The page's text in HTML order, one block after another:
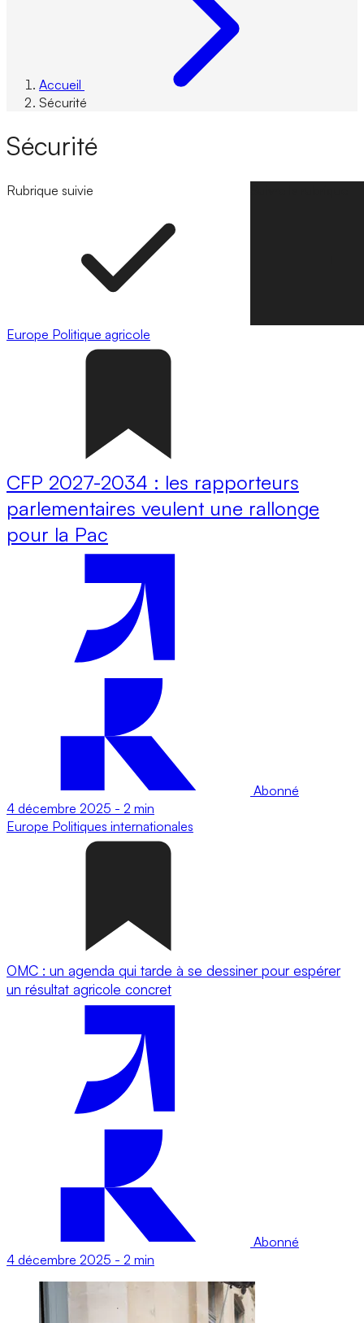
Accueil
Sécurité
Sécurité
Rubrique suivie
Europe Politique agricole
CFP 2027-2034 : les rapporteurs
parlementaires veulent une rallonge
pour la Pac
Abonné
4 décembre 2025 - 2 min
Europe Politiques internationales
OMC : un agenda qui tarde à se dessiner pour espérer
un résultat agricole concret
Abonné
4 décembre 2025 - 2 min